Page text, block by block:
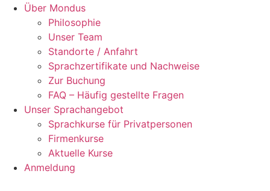
Über Mondus
Philosophie
Unser Team
Standorte / Anfahrt
Sprachzertifikate und Nachweise
Zur Buchung
FAQ – Häufig gestellte Fragen
Unser Sprachangebot
Sprachkurse für Privatpersonen
Firmenkurse
Aktuelle Kurse
Anmeldung